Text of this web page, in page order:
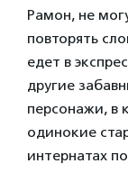
Рамон, не
повторять
едет в
другие
персонажи, в
одинокие
интернатах